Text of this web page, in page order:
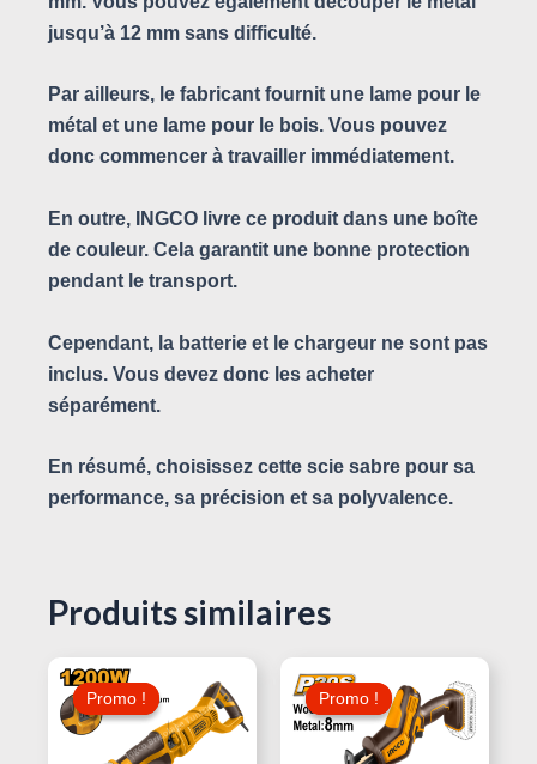
jusqu’à 12 mm sans difficulté.
Par ailleurs, le fabricant fournit une lame pour le
métal et une lame pour le bois. Vous pouvez
donc commencer à travailler immédiatement.
En outre, INGCO livre ce produit dans une boîte
de couleur. Cela garantit une bonne protection
pendant le transport.
Cependant, la batterie et le chargeur ne sont pas
inclus. Vous devez donc les acheter
séparément.
En résumé, choisissez cette scie sabre pour sa
performance, sa précision et sa polyvalence.
Produits similaires
Promo !
Promo !
Prix
Initial
Était :
Le
Actuel
Est :
220,000 د.ت.
Promo !
Promo !
Prix
Initial
Était :
Le